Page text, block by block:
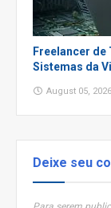
Freelancer de
Sistemas da
August 05, 2026
Deixe seu